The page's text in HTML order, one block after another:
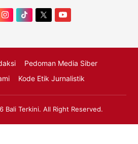
Pedoman Media Siber
Kode Etik Jurnalistik
Bali Terkini. All Right Reserved.